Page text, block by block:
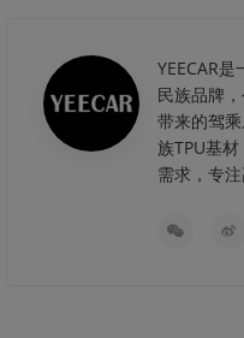
YEECAR
民族品牌
带来的驾
族TPU基
需求，专